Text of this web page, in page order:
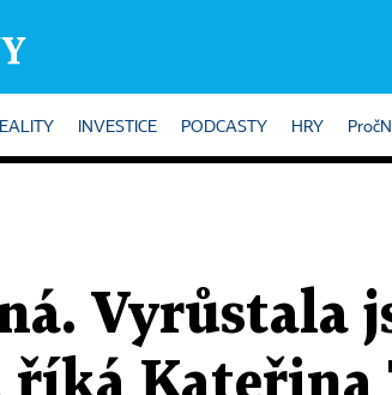
INVESTICE PODCASTY HRY
Vyrůstala
Kateřina